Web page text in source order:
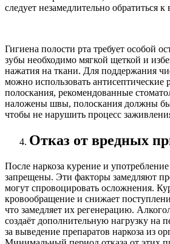
следует незамедлительно обратиться к
Гигиена полости рта требует особой
зубы необходимо мягкой щеткой и
нажатия на ткани. Для поддержания
можно использовать антисептические
полоскания, рекомендованные
наложены швы, полоскания должны
чтобы не нарушить процесс
Отказ от вредных
После наркоза курение и употребление
запрещены. Эти факторы замедляют
могут спровоцировать осложнения.
кровообращение и снижает
что замедляет их регенерацию.
создаёт дополнительную нагрузку на
за выведение препаратов наркоза из